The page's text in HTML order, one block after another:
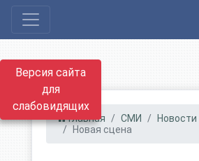
Версия сайта
для
слабовидящих
Главная СМИ
Новости
Новая сцена